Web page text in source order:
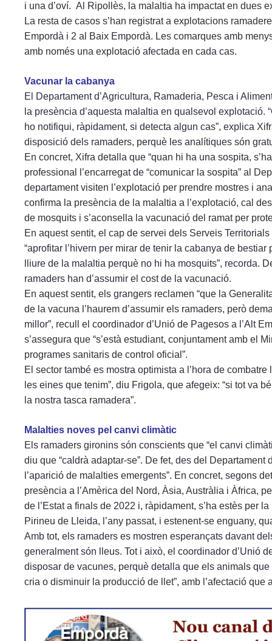
i una d’oví. Al Ripollès, la malaltia ha impactat en dues
La resta de casos s’han registrat a explotacions
Empordà i 2 al Baix Empordà. Les comarques amb
amb només una explotació afectada en cada cas.
Vacunar la cabanya
El Departament d’Agricultura, Ramaderia, Pesca i
la presència d’aquesta malaltia en qualsevol
ho notifiqui, ràpidament, si detecta algun cas”, explica
disposició dels ramaders, perquè les analítiques són
En concret, Xifra detalla que “quan hi ha una sospita,
professional l’encarregat de “comunicar la sospita” al
departament visiten l’explotació per prendre mostres i
confirma la presència de la malaltia a l’explotació, cal
de mosquits i s’aconsella la vacunació del ramat per
En aquest sentit, el cap de servei dels Serveis
“aprofitar l’hivern per mirar de tenir la cabanya de
lliure de la malaltia perquè no hi ha mosquits”, recorda.
ramaders han d’assumir el cost de la vacunació.
En aquest sentit, els grangers reclamen “que la
de la vacuna l’haurem d’assumir els ramaders, però
millor”, recull el coordinador d’Unió de Pagesos a l’Alt
s’assegura que “s’està estudiant, conjuntament amb el
programes sanitaris de control oficial”.
El sector també es mostra optimista a l’hora de
les eines que tenim”, diu Frigola, que afegeix: “si tot va
la nostra tasca ramadera”.
Malalties noves pel canvi climàtic
Els ramaders gironins són conscients que “el canvi
diu que “caldrà adaptar-se”. De fet, des del Departament
l’aparició de malalties emergents”. En concret, segons
presència a l’Amèrica del Nord, Àsia, Austràlia i Àfrica,
de l’Estat a finals de 2022 i, ràpidament, s’ha estès per
Pirineu de Lleida, l’any passat, i estenent-se enguany,
Amb tot, els ramaders es mostren esperançats davant
generalment són lleus. Tot i això, el coordinador d’Unió
disposar de vacunes, perquè detalla que els animals
cria o disminuir la producció de llet”, amb l’afectació que